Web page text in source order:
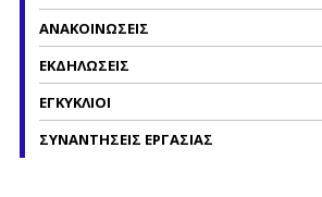
ΑΝΑΚΟΙΝΩΣΕΙΣ
ΕΚΔΗΛΩΣΕΙΣ
ΕΓΚΥΚΛΙΟΙ
ΣΥΝΑΝΤΗΣΕΙΣ ΕΡΓΑΣΙΑΣ